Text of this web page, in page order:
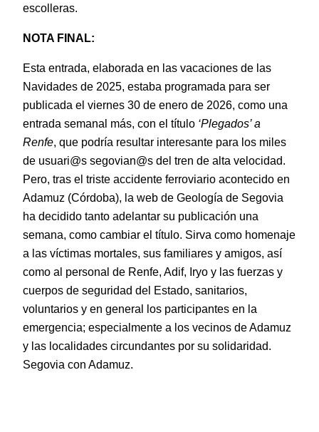
escolleras.
NOTA FINAL:
Esta entrada, elaborada en las vacaciones de las
Navidades de 2025, estaba programada para ser
publicada el viernes 30 de enero de 2026, como una
entrada semanal más, con el título ‘Plegados’ a
Renfe, que podría resultar interesante para los miles
de usuari@s segovian@s del tren de alta velocidad.
Pero, tras el triste accidente ferroviario acontecido en
Adamuz (Córdoba), la web de Geología de Segovia
ha decidido tanto adelantar su publicación una
semana, como cambiar el título. Sirva como homenaje
a las víctimas mortales, sus familiares y amigos, así
como al personal de Renfe, Adif, Iryo y las fuerzas y
cuerpos de seguridad del Estado, sanitarios,
voluntarios y en general los participantes en la
emergencia; especialmente a los vecinos de Adamuz
y las localidades circundantes por su solidaridad.
Segovia con Adamuz.